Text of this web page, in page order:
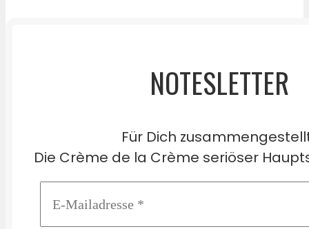
NOTESLETTER
Für Dich
Die Crème de la Crème seriöser